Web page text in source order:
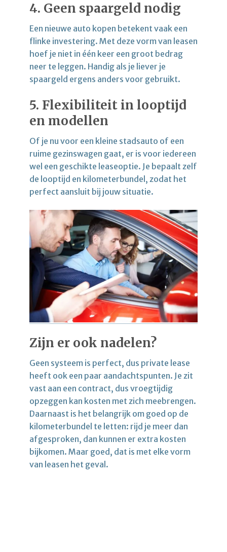
4. Geen spaargeld nodig
Een nieuwe auto kopen betekent vaak een
flinke investering. Met deze vorm van leasen
hoef je niet in één keer een groot bedrag
neer te leggen. Handig als je liever je
spaargeld ergens anders voor gebruikt.
5. Flexibiliteit in looptijd
en modellen
Of je nu voor een kleine stadsauto of een
ruime gezinswagen gaat, er is voor iedereen
wel een geschikte leaseoptie. Je bepaalt zelf
de looptijd en kilometerbundel, zodat het
perfect aansluit bij jouw situatie.
Zijn er ook nadelen?
Geen systeem is perfect, dus private lease
heeft ook een paar aandachtspunten. Je zit
vast aan een contract, dus vroegtijdig
opzeggen kan kosten met zich meebrengen.
Daarnaast is het belangrijk om goed op de
kilometerbundel te letten: rijd je meer dan
afgesproken, dan kunnen er extra kosten
bijkomen. Maar goed, dat is met elke vorm
van leasen het geval.